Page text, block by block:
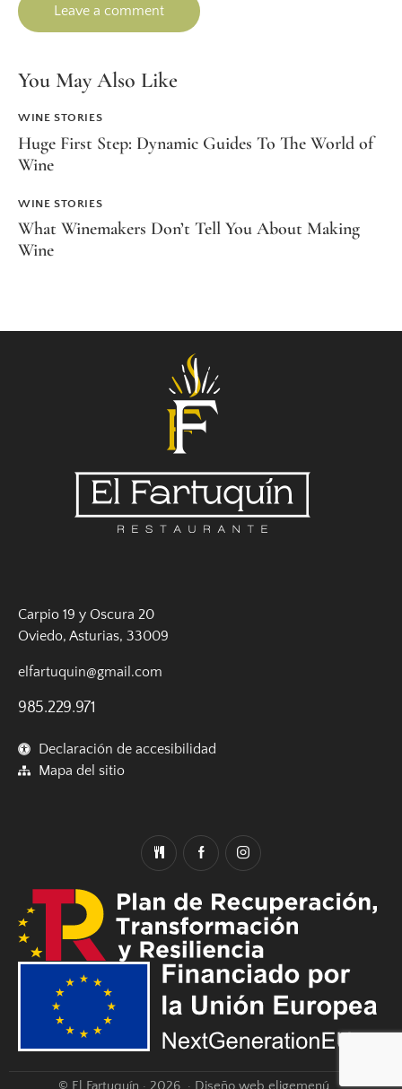
You May Also Like
WINE STORIES
Huge First Step: Dynamic Guides To The World of
Wine
WINE STORIES
What Winemakers Don’t Tell You About Making
Wine
Carpio 19 y Oscura 20
Oviedo, Asturias, 33009
elfartuquin@gmail.com
985.229.971
Declaración de accesibilidad
Mapa del sitio